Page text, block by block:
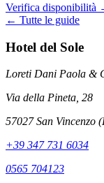
Verifica disponibilità
← Tutte le guide
Hotel del Sole
Loreti Dani Paola &
Via della Pineta, 28
57027 San Vincenzo
+39 347 731 6034
0565 704123